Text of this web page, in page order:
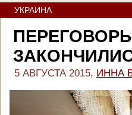
УКРАИНА
5 АВГУСТА 2015, ИННА